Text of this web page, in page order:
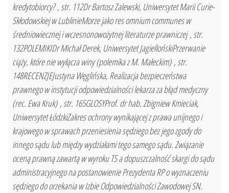
kredytobiorcy? , str. 112Dr Bartosz Zalewski, Uniwersytet Marii Curie-
Skłodowskiej w LublinieMorze jako res omnium communes w
średniowiecznej i wczesnonowożytnej literaturze prawniczej , str.
132POLEMIKIDr Michał Derek, Uniwersytet JagiellońskiPrzerwanie
ciąży, które nie wyłącza winy (polemika z M. Małeckim) , str.
148RECENZJEJustyna Węglińska, Realizacja bezpieczeństwa
prawnego w instytucji odpowiedzialności lekarza za błąd medyczny
(rec. Ewa Kruk) , str. 165GLOSYProf. dr hab. Zbigniew Kmieciak,
Uniwersytet ŁódzkiZakres ochrony wynikającej z prawa unijnego i
krajowego w sprawach przeniesienia sędziego bez jego zgody do
innego sądu lub między wydziałami tego samego sądu. Związanie
oceną prawną zawartą w wyroku TS a dopuszczalność skargi do sądu
administracyjnego na postanowienie Prezydenta RP o wyznaczeniu
sędziego do orzekania w Izbie Odpowiedzialności Zawodowej SN.